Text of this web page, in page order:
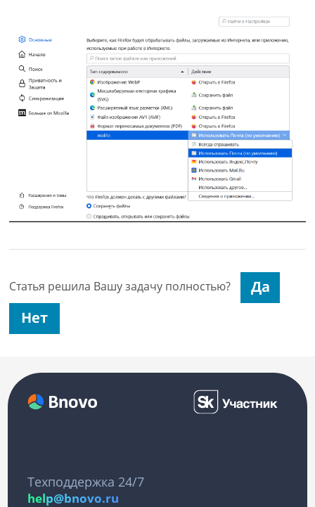
Статья решила Вашу задачу полностью?
Техподдержка 24/7
help@bnovo.ru